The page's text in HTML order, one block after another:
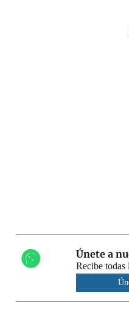
Únete a
Recibe todas